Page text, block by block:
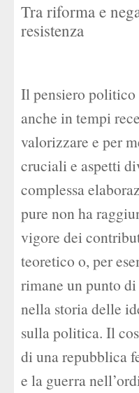
Tra riforma e
resistenza
Il pensiero
anche in tempi
valorizzare e per
cruciali e aspetti
complessa
pure non ha
vigore dei
teoretico o, per
rimane un punto
nella storia delle
sulla politica. Il
di una repubblica
e la guerra